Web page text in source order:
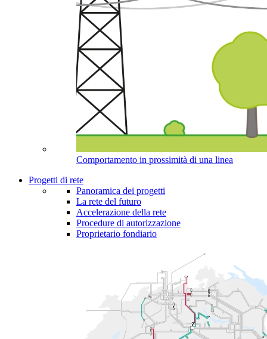
Comportamento in prossimità di una linea
Progetti di rete
Panoramica dei progetti
La rete del futuro
Accelerazione della rete
Procedure di autorizzazione
Proprietario fondiario